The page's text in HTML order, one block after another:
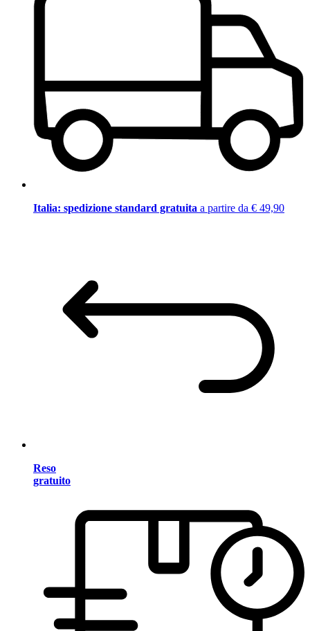
Italia: spedizione standard gratuita a partire da € 49,90
Reso
gratuito